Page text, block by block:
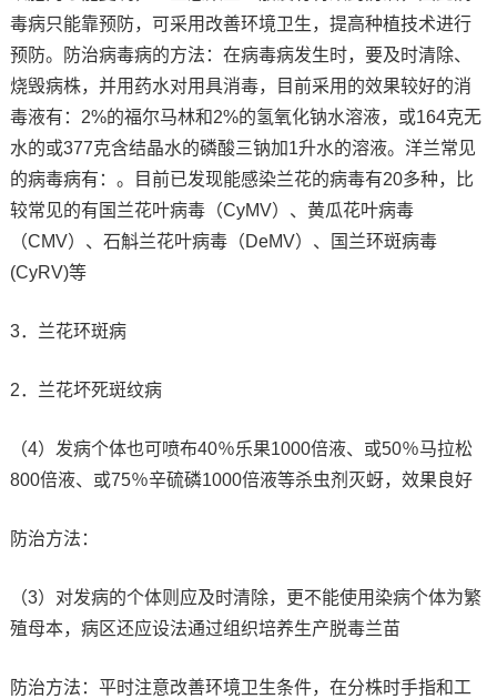
毒病只能靠预防，可采用改善环境卫生，提高种植技术进行
预防。防治病毒病的方法：在病毒病发生时，要及时清除、
烧毁病株，并用药水对用具消毒，目前采用的效果较好的消
毒液有：2%的福尔马林和2%的氢氧化钠水溶液，或164克无
水的或377克含结晶水的磷酸三钠加1升水的溶液。洋兰常见
的病毒病有：。目前已发现能感染兰花的病毒有20多种，比
较常见的有国兰花叶病毒（CyMV）、黄瓜花叶病毒
（CMV）、石斛兰花叶病毒（DeMV）、国兰环斑病毒
(CyRV)等
3．兰花环斑病
2．兰花坏死斑纹病
（4）发病个体也可喷布40％乐果1000倍液、或50％马拉松
800倍液、或75％辛硫磷1000倍液等杀虫剂灭蚜，效果良好
防治方法：
（3）对发病的个体则应及时清除，更不能使用染病个体为繁
殖母本，病区还应设法通过组织培养生产脱毒兰苗
防治方法：平时注意改善环境卫生条件，在分株时手指和工